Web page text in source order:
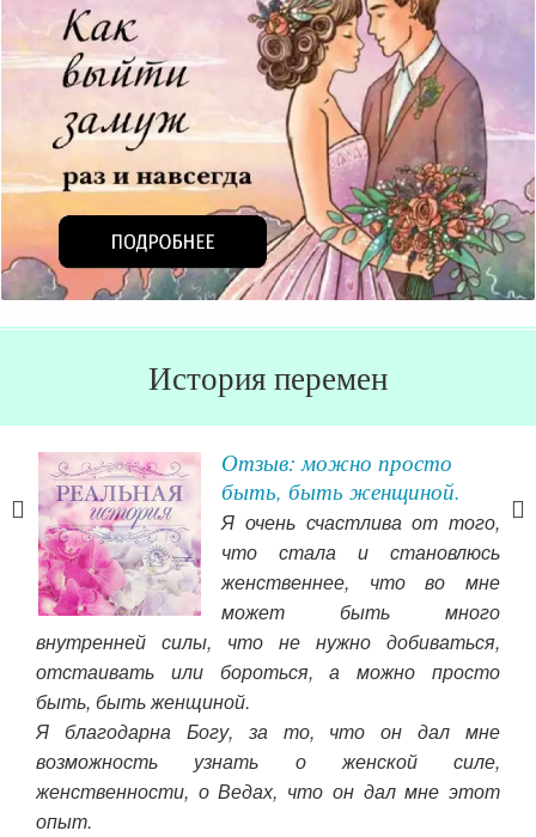
История перемен
Отзыв: можно просто
быть, быть женщиной.
Я очень счастлива от того,
что стала и становлюсь
женственнее, что во мне
может быть много
внутренней силы, что не нужно добиваться,
отстаивать или бороться, а можно просто
быть, быть женщиной.
Я благодарна Богу, за то, что он дал мне
возможность узнать о женской силе,
женственности, о Ведах, что он дал мне этот
опыт.